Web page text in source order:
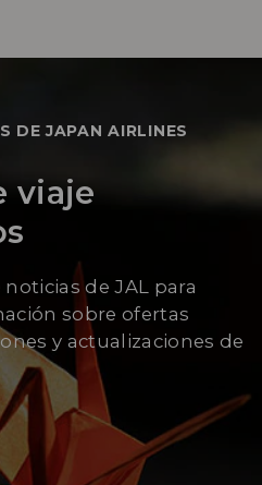
DE JAPAN AIRLINES
viaje
de JAL para
sobre ofertas
y actualizaciones de